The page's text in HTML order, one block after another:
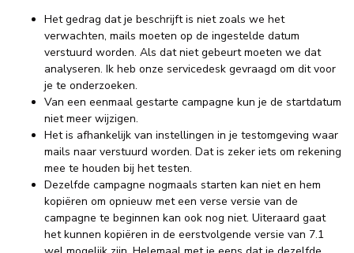
Het gedrag dat je beschrijft is niet zoals we het
verwachten, mails moeten op de ingestelde datum
verstuurd worden. Als dat niet gebeurt moeten we dat
analyseren. Ik heb onze servicedesk gevraagd om dit voor
je te onderzoeken.
Van een eenmaal gestarte campagne kun je de startdatum
niet meer wijzigen.
Het is afhankelijk van instellingen in je testomgeving waar
mails naar verstuurd worden. Dat is zeker iets om rekening
mee te houden bij het testen.
Dezelfde campagne nogmaals starten kan niet en hem
kopiëren om opnieuw met een verse versie van de
campagne te beginnen kan ook nog niet. Uiteraard gaat
het kunnen kopiëren in de eerstvolgende versie van 7.1